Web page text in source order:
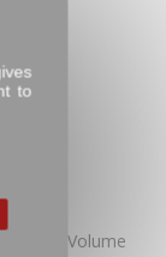
+ / Volume
to